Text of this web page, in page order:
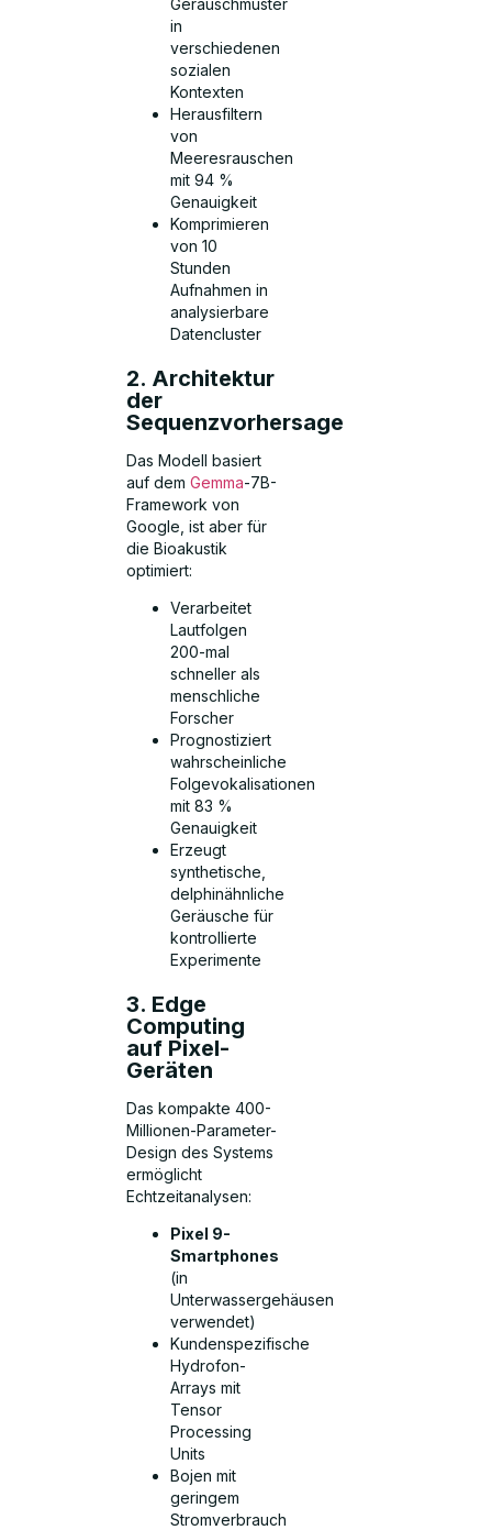
Geräuschmuster
in
verschiedenen
sozialen
Kontexten
Herausfiltern
von
Meeresrauschen
mit 94 %
Genauigkeit
Komprimieren
von 10
Stunden
Aufnahmen in
analysierbare
Datencluster
2. Architektur
der
Sequenzvorhersage
Das Modell basiert
auf demGemma-7B-
Framework von
Google, ist aber für
die Bioakustik
optimiert:
Verarbeitet
Lautfolgen
200-mal
schneller als
menschliche
Forscher
Prognostiziert
wahrscheinliche
Folgevokalisationen
mit 83 %
Genauigkeit
Erzeugt
synthetische,
delphinähnliche
Geräusche für
kontrollierte
Experimente
3. Edge
Computing
auf Pixel-
Geräten
Das kompakte 400-
Millionen-Parameter-
Design des Systems
ermöglicht
Echtzeitanalysen:
Pixel 9-
Smartphones
(in
Unterwassergehäusen
verwendet)
Kundenspezifische
Hydrofon-
Arrays mit
Tensor
Processing
Units
Bojen mit
geringem
Stromverbrauch